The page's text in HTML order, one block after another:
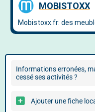
Informations erronées,
cessé ses activités ?
Ajouter une fiche